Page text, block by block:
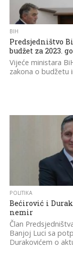
BIH
Predsjedništvo
budžet za 2023.
Vijeće ministara
zakona o budžetu
POLITIKA
Bećirović i
nemir
Član
Banjoj Luci sa
Durakovićem o